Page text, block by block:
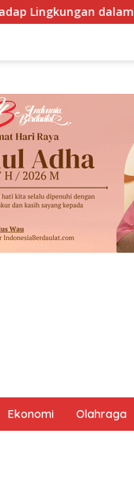
Pakar di Jakarta
Ekonomi Olahraga